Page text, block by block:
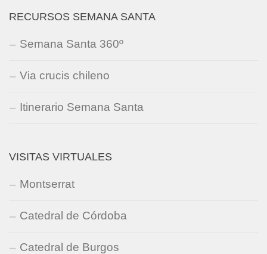
RECURSOS SEMANA SANTA
Semana Santa 360º
Via crucis chileno
Itinerario Semana Santa
VISITAS VIRTUALES
Montserrat
Catedral de Córdoba
Catedral de Burgos